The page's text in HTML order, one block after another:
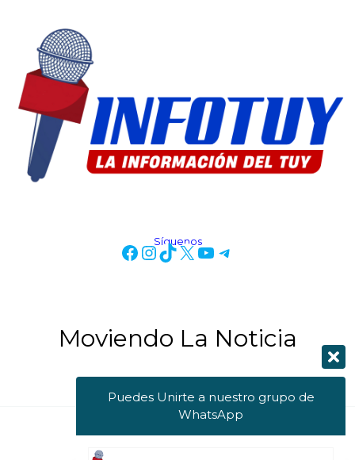
Síguenos
Moviendo La Noticia
Puedes Unirte a nuestro grupo de
WhatsApp